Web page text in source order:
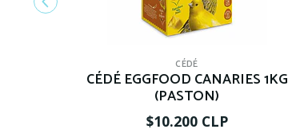
CÉDÉ
CÉDÉ EGGFOOD CANARIES 1KG
(PASTON)
$10.200 CLP